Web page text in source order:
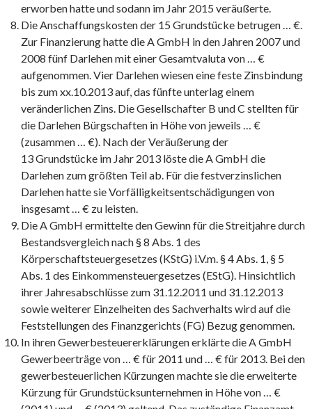
erworben hatte und sodann im Jahr 2015 veräußerte.
Die Anschaffungskosten der 15 Grundstücke betrugen … €.
Zur Finanzierung hatte die A GmbH in den Jahren 2007 und
2008 fünf Darlehen mit einer Gesamtvaluta von … €
aufgenommen. Vier Darlehen wiesen eine feste Zinsbindung
bis zum xx.10.2013 auf, das fünfte unterlag einem
veränderlichen Zins. Die Gesellschafter B und C stellten für
die Darlehen Bürgschaften in Höhe von jeweils … €
(zusammen … €). Nach der Veräußerung der
13 Grundstücke im Jahr 2013 löste die A GmbH die
Darlehen zum größten Teil ab. Für die festverzinslichen
Darlehen hatte sie Vorfälligkeitsentschädigungen von
insgesamt … € zu leisten.
Die A GmbH ermittelte den Gewinn für die Streitjahre durch
Bestandsvergleich nach § 8 Abs. 1 des
Körperschaftsteuergesetzes (KStG) i.V.m. § 4 Abs. 1, § 5
Abs. 1 des Einkommensteuergesetzes (EStG). Hinsichtlich
ihrer Jahresabschlüsse zum 31.12.2011 und 31.12.2013
sowie weiterer Einzelheiten des Sachverhalts wird auf die
Feststellungen des Finanzgerichts (FG) Bezug genommen.
In ihren Gewerbesteuererklärungen erklärte die A GmbH
Gewerbeerträge von … € für 2011 und … € für 2013. Bei den
gewerbesteuerlichen Kürzungen machte sie die erweiterte
Kürzung für Grundstücksunternehmen in Höhe von … €